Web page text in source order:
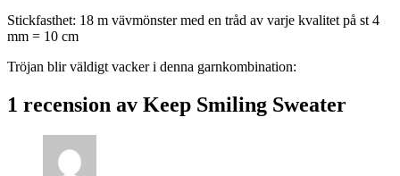
Stickfasthet: 18 m vävmönster med en tråd av varje kvalitet på st 4
mm = 10 cm
Tröjan blir väldigt vacker i denna garnkombination:
1 recension av Keep Smiling Sweater